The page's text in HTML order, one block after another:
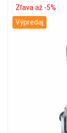
Zľava až -5%
Výpredaj